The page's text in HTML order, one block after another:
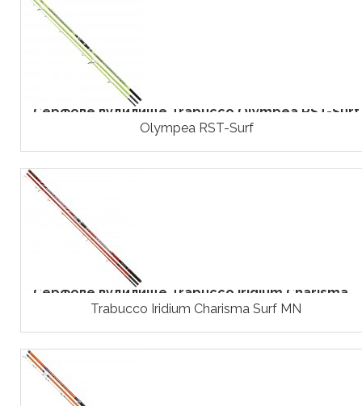
Серфове вудилище Trabucco Olympea RST-Surf
Olympea RST-Surf
Серфове вудилище Trabucco Iridium Charisma...
Trabucco Iridium Charisma Surf MN